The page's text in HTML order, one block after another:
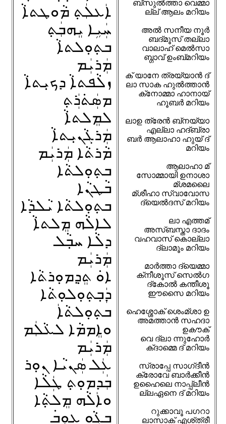
ܐܲܥܠܲܬ݂ ܡܵܘܛܬܐܵ
ܚܲܝܹܐ ܝܸܗܒܲܬ݂
ܒܬ݂ܘܼܠܬܐܵ
ܡܲܪܝܲܡ
ܙܠܵܦܬܐܵ ܕܟܝܼܬܐܵ
ܡܣܲܬ݁ܪܲܬ݂
ܠܡܸܠܬܐܵ
ܡܲܪܓܵܢܝܼܬܐܵ
ܡܵܪܬܵܐ ܡܲܪܝܲܡ
ܒܬ݂ܘܼܠܬܵܐ
ܒܵܛܢܵܐ
ܒܬ݂ܘܼܠܬܵܐ ܝܵܠܕܵܐ
ܠܐܠܵܗ ܡܸܠܬܐܵ
ܕܠܵܐ ܚܒ݂ܵܠ
ܡܲܪܝܲܡ
ܐܘܿ ܬܸܕ݂ܡܘܼܪܬܵܐ
ܕܲܒ݂ܬ݂ܘܼܠܘܼܬܵܐ
ܒܬ݂ܘܼܠܬܵܐܲ
ܘܐܸܡܡܵܐ ܠܥܵܠܲܡ
ܡܲܪܝܲܡ
ܥܲܠ ܣܲܢܝܵܐ ܢܘܼܪ
ܒܲܕܡܘܼܬ݂ ܛܲܠܵܐ
ܘܐܲܠܵܗ ܡܸܠܬ݂ܵܐ
ܒܓܵܘ ܥܘܼܒ݁
ബ്സുൽത്താ വെമ്മാ
ല്ല് ആലം മറിയം
അൽ സനീയ നൂർ
ബദ്മൂസ് തല്ലാ
വാലാഹ് മെൽസാ
ബ്ഗാവ് ഉംബ്‌മറിയം
ക് യാനേ ത്രയ്യാൻ ദ്
ലാ സാക ഹുൽത്താൻ
ക്‌നോമ്മാ ഹാനായ്
ഹൂബർ മറിയം
ലാഉ ത്രേൻ ബ്‌നയ്യാ
എല്ലാ ഹദ്ബ്രാ
ബർ ആലാഹാ ഹുയ് ദ്
മറിയം
ആലാഹാ മ്
സോമ്മായി ഉനാശാ
മ്ശമലൈ
മ്ശീഹാ സ്‌വാവോസ
ദ്‌യെൽദസ് മറിയം
ലാ എത്തമ്‌
അസ്‌ബസ്താ ദാദം
വഹവാസ് കൊല്ലാ
ദ്‌ലാമൂം മറിയം
മാർത്താ ദ്‌യെമ്മാ
ക്‌നീശൂസ് സെൽഗ
ദ്കോൽ കന്തീശൂ
ഈസൈ മറിയം
ഹെശ്ശോക് ശെംമ്ശാ ഉ
അമത്താൻ സഹദാ
ഉകൗക്
വെ ദ്‌ലാ ന്നുഹോർ
ക്‌ദാമ്മെ ദ് മറിയം
സ്രാപ്പേ സാഗ്‌ദീൻ
ക്രോവേ ബാർക്കീൻ
ഉഹൈലെ നാപ്പ്ലീൻ
ല്ലഏനെ ദ് മറിയം
റുക്കാവൂ പഗറാ
ലാസാക് എശ്ത്രീ